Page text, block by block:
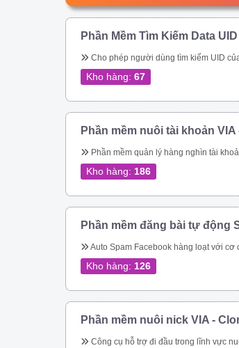
Phần Mềm Tìm Kiếm Data
Cho phép người dùng tìm kiếm UID của page, nhóm, Profile theo link. Quét các UID người dùng tham gia một nhóm Quét ID bài viết của một nhóm Cho phép quét UID tương tác của một bài viết bất kỳ trong group Thực hiện tìm
Kho hàng: 67
Phần mềm nuôi tài khoản
Phần mềm quản lý hàng nghìn tài khoản Facebook Tự động thay đổi thông tin tài khoản
Kho hàng: 186
Phần mềm đăng bài tự động
Auto Spam Facebook hàng loạt với cơ chế chống khóa, chống spam không lo bị khóa tài khoản. Đăng tin lên group, page, cmt group tự động nhanh chóng Spam inbox theo bạn bè, theo Uid. Giải
Kho hàng: 126
Phần mềm nuôi nick VIA -
Công cụ hỗ trợ đi đầu trong lĩnh vực nuôi và xây dựng nhiêu tài khoản facebook cực chất cho bán hàng online Quản lý nuôi nick tự động 1 nick trên 1 điện